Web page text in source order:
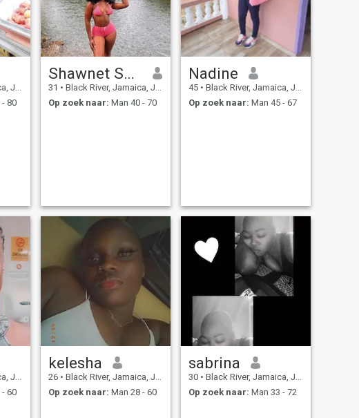
80
Shawnet Smith
31 • Black River, Jamaica, Jamaica
Op zoek naar: Man 40 - 70
Nadine
45 • Black River, Jamaica, Jamaica
Op zoek naar: Man 45 - 67
60
kelesha
26 • Black River, Jamaica, Jamaica
Op zoek naar: Man 28 - 60
sabrina
30 • Black River, Jamaica, Jamaica
Op zoek naar: Man 33 - 72